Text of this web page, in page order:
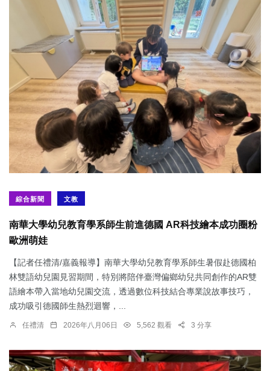
綜合新聞 文教
南華大學幼兒教育學系師生前進德國 AR科技繪本成功圈粉
歐洲萌娃
【記者任禮清/嘉義報導】南華大學幼兒教育學系師生暑假赴德國柏
林雙語幼兒園見習期間，特別將陪伴臺灣偏鄉幼兒共同創作的AR雙
語繪本帶入當地幼兒園交流，透過數位科技結合專業說故事技巧，
成功吸引德國師生熱烈迴響，...
任禮清 2026年八月06日 5,562 觀看 3 分享